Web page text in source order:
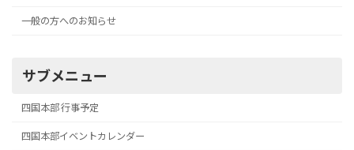
一般の方へのお知らせ
サブメニュー
四国本部 行事予定
四国本部イベントカレンダー